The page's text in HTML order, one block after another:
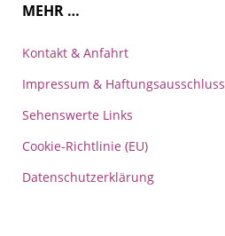
MEHR …
Kontakt & Anfahrt
Impressum & Haftungsausschluss
Sehenswerte Links
Cookie-Richtlinie (EU)
Datenschutzerklärung